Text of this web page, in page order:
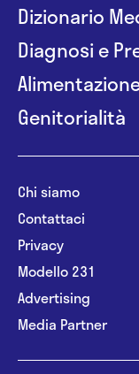
Dizionario
Diagnosi e
Genitorialità
Chi siamo
Contattaci
Privacy
Modello 231
Advertising
Media Partner